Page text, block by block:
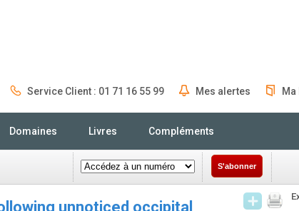
Service Client : 01 71 16 55 99 Mes alertes
Domaines Livres Compléments
S'abonner
unnoticed occipital